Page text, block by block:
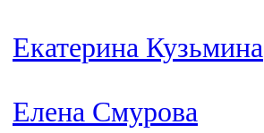
Екатерина Кузьмина
Елена Смурова